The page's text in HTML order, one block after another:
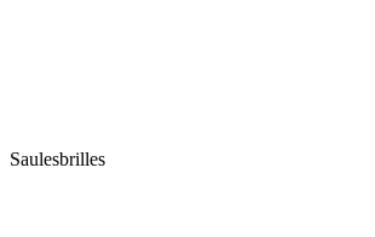
Saulesbrilles